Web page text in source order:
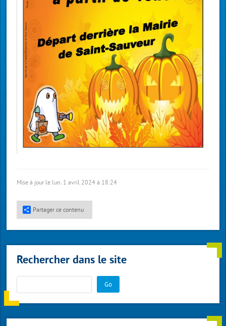
Mise à jour le lun. 1 avril 2024 à 18:24
Partager ce contenu
Rechercher dans le site
Go